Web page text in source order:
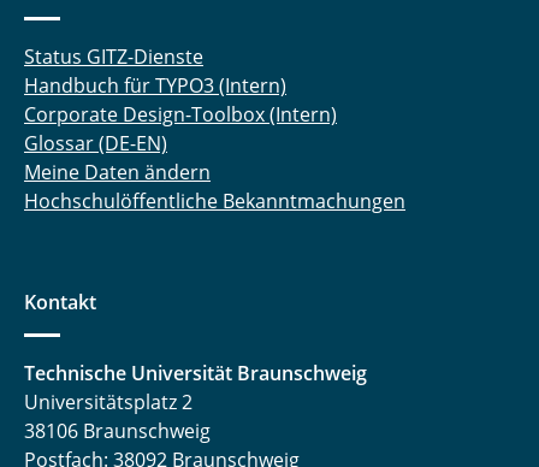
Status GITZ-Dienste
Handbuch für TYPO3 (Intern)
Corporate Design-Toolbox (Intern)
Glossar (DE-EN)
Meine Daten ändern
Hochschulöffentliche Bekanntmachungen
Kontakt
Technische Universität Braunschweig
Universitätsplatz 2
38106 Braunschweig
Postfach: 38092 Braunschweig